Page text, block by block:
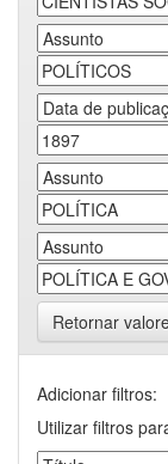
Retornar
Adicionar filtros:
Utilizar filtros